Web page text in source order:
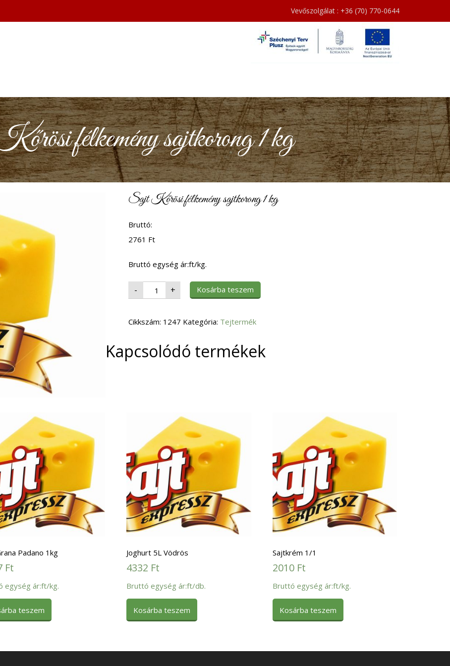
Vevőszolgálat : +36 (70) 770-0644
félkemény sajtkorong 1 kg
Sajt Kőrösi félkemény sajtkorong 1 kg
Bruttó:
2761 Ft
Bruttó egység ár:ft/kg.
- Sajt
Kőrösi
félkemény
kg
+ Kosárba teszem
Cikkszám: 1247 Kategória: Tejtermék
Kapcsolódó termékek
Padano 1kg
Ft
egység ár:ft/kg.
teszem
Joghurt 5L Vödrös
4332 Ft
Bruttó egység ár:ft/db.
Kosárba teszem
Sajtkrém 1/1
2010 Ft
Bruttó egység ár:ft/kg.
Kosárba teszem